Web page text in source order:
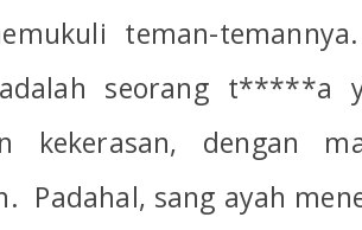
teman-temannya.
seorang t*****a
kekerasan, dengan
Padahal, sang ayah